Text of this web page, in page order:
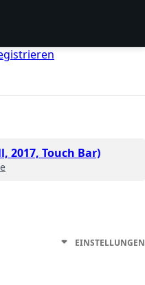
2017, Touch Bar)
EINSTELLUNGEN